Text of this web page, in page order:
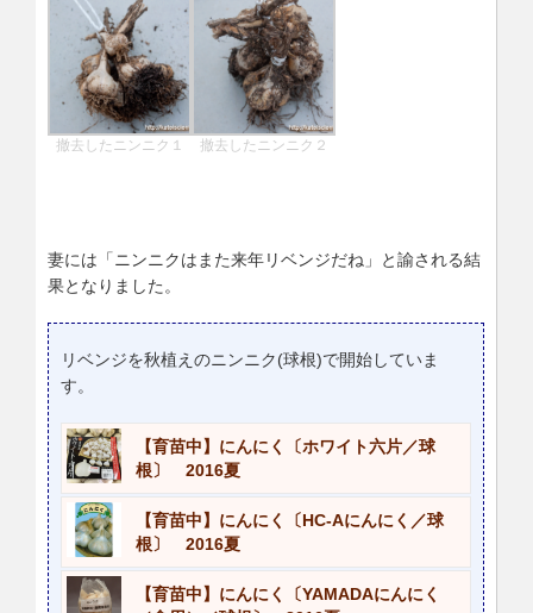
撤去したニンニク１ 撤去したニンニク２
妻には「ニンニクはまた来年リベンジだね」と諭される結
果となりました。
リベンジを秋植えのニンニク(球根)で開始していま
す。
【育苗中】にんにく〔ホワイト六片／球
根〕 2016夏
【育苗中】にんにく〔HC-Aにんにく／球
根〕 2016夏
【育苗中】にんにく〔YAMADAにんにく